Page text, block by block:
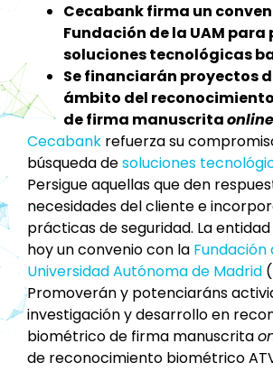
Cecabank firma un
Fundación de la UAM
soluciones tecnológicas
Se financiarán proyectos
ámbito del
de firma manuscritaonline
Cecabank refuerza su
búsqueda desoluciones
Persigue aquellas que den
necesidades del cliente e
prácticas de seguridad. La
hoy un convenio con la Fundación
Universidad Autónoma de Madrid
Promoverán y potenciaráns
investigación y desarrollo en
biométrico de firma manuscrita
de reconocimiento biométrico